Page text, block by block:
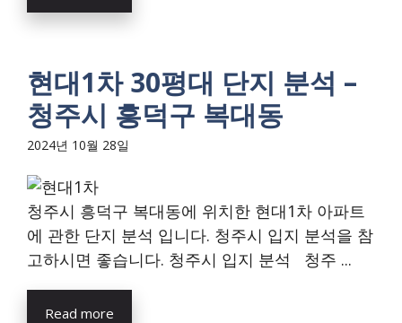
현대1차 30평대 단지 분석 –
청주시 흥덕구 복대동
2024년 10월 28일
청주시 흥덕구 복대동에 위치한 현대1차 아파트
에 관한 단지 분석 입니다. 청주시 입지 분석을 참
고하시면 좋습니다. 청주시 입지 분석 청주 ...
Read more